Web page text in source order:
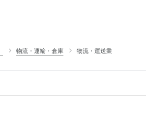
物流・運輸・倉庫 物流・運送業